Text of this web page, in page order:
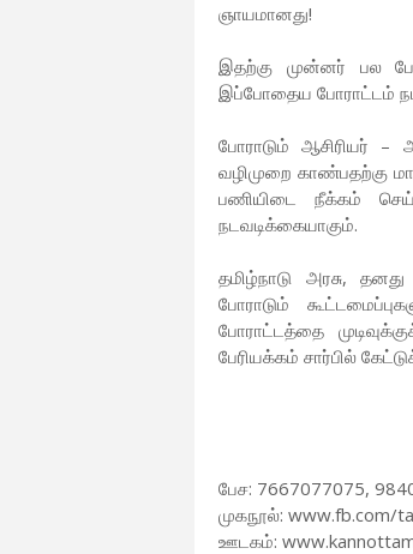
ஞாயமானது!
இதற்கு முன்னர் பல
இப்போதைய போராட்டம்
போராடும் ஆசிரியர் –
வழிமுறை காண்பதற்கு
பணியிடை நீக்கம்
நடவடிக்கையாகும்.
தமிழ்நாடு அரசு,
போராடும்
போராட்டத்தை
பேரியக்கம் சார்பில்
பேச: 7667077075,
முகநூல்: www.fb.com/
ஊடகம்: